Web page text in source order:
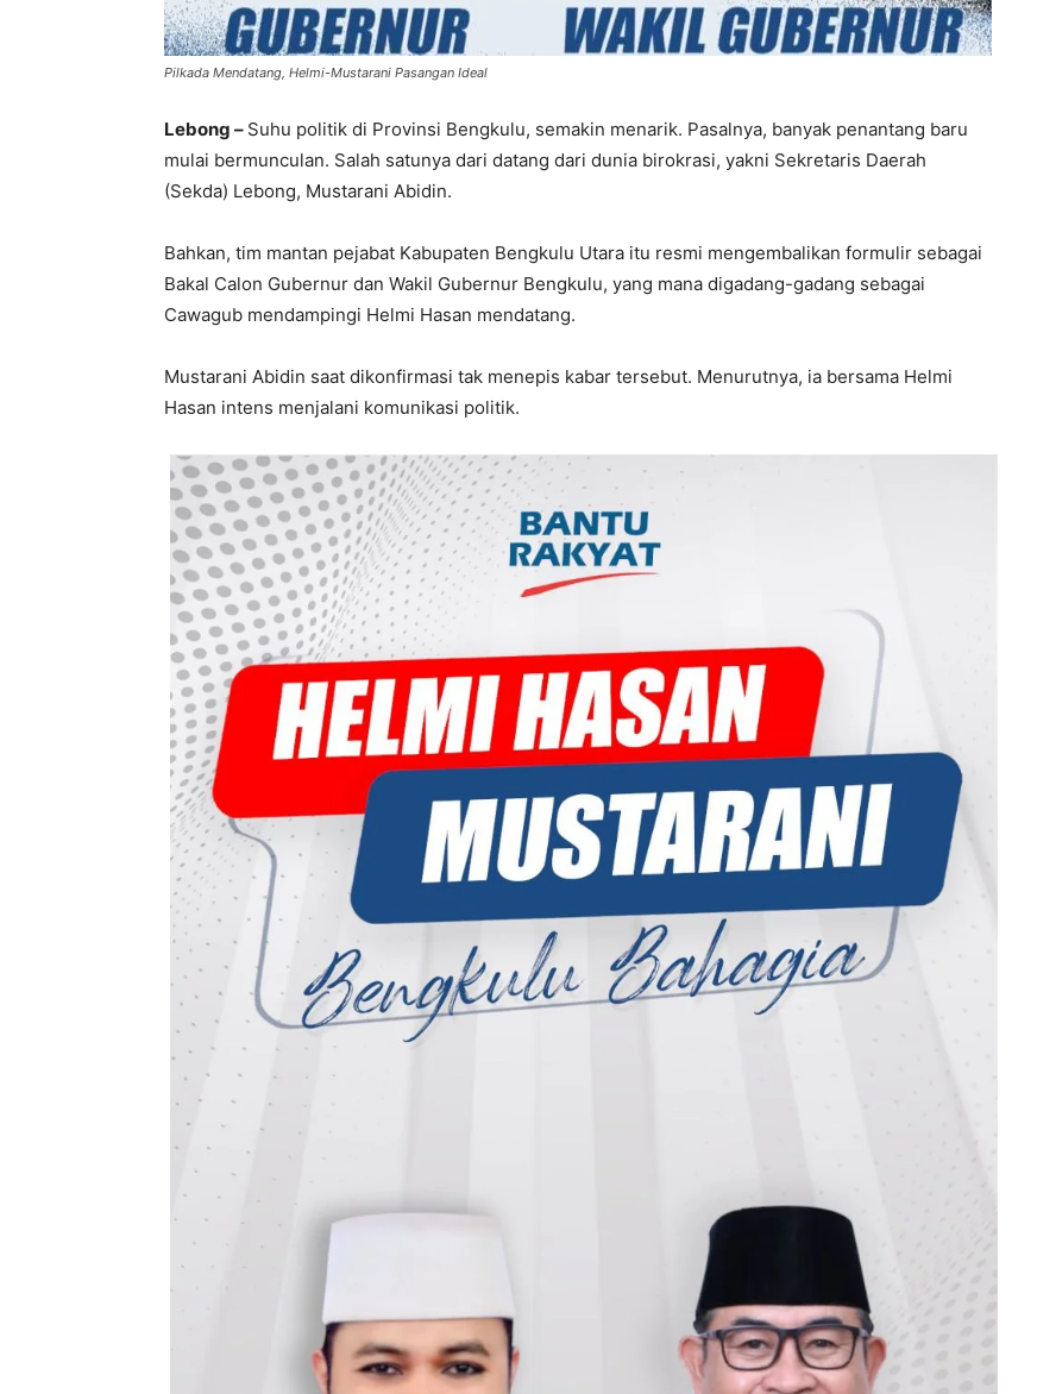
Pilkada Mendatang, Helmi-Mustarani Pasangan Ideal
Lebong – Suhu politik di Provinsi Bengkulu, semakin menarik. Pasalnya, banyak penantang baru
mulai bermunculan. Salah satunya dari datang dari dunia birokrasi, yakni Sekretaris Daerah
(Sekda) Lebong, Mustarani Abidin.
Bahkan, tim mantan pejabat Kabupaten Bengkulu Utara itu resmi mengembalikan formulir sebagai
Bakal Calon Gubernur dan Wakil Gubernur Bengkulu, yang mana digadang-gadang sebagai
Cawagub mendampingi Helmi Hasan mendatang.
Mustarani Abidin saat dikonfirmasi tak menepis kabar tersebut. Menurutnya, ia bersama Helmi
Hasan intens menjalani komunikasi politik.